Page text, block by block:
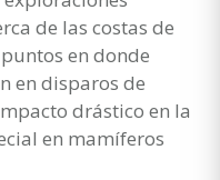
de las costas de
en donde
en disparos de
drástico en la
en mamíferos